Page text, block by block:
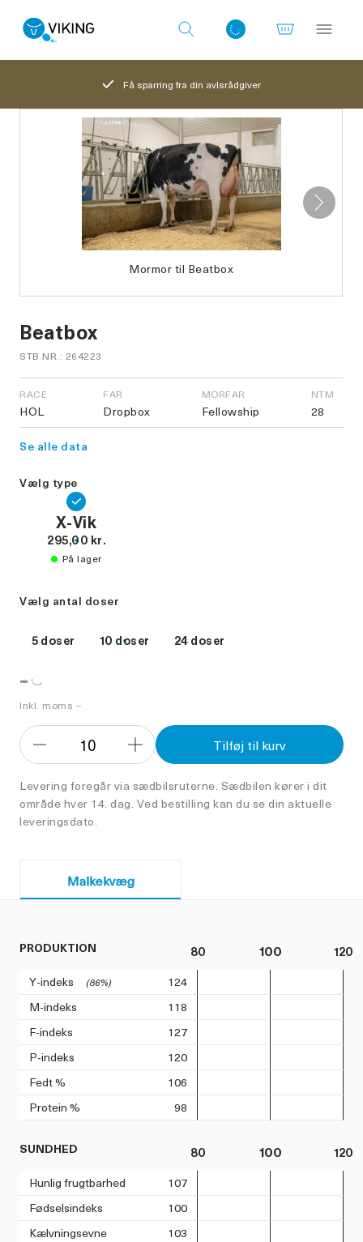
Log ind med det samme
Få sparring fra din avlsrådgiver
Mormor til Beatbox
Beatbox
STB NR.: 264223
RACE
HOL
FAR
Dropbox
MORFAR
Fellowship
NTM
28
Se alle data
Vælg type
X-Vik
295,00 kr.
På lager
Vælg antal doser
5 doser 10 doser 24 doser
-
Inkl. moms –
Formindsk
10
Forøg
Tilføj til kurv
Levering foregår via sædbilsruterne. Sædbilen kører i dit
område hver 14. dag. Ved bestilling kan du se din aktuelle
leveringsdato.
Malkekvæg
PRODUKTION 80 100 120
Y-indeks (86%)
124
M-indeks
118
F-indeks
127
P-indeks
120
Fedt %
106
Protein %
98
SUNDHED 80 100 120
Hunlig frugtbarhed
107
Fødselsindeks
100
Kælvningsevne
103